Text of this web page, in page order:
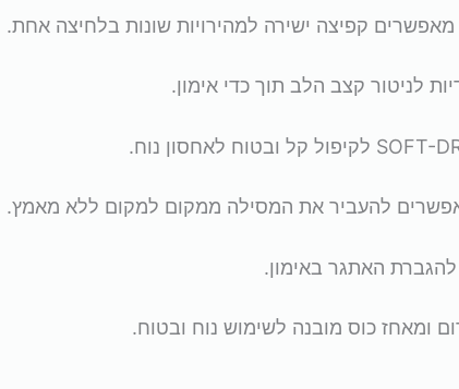
לניטור קצב הלב תוך כדי אימון.
ומאחז כוס מובנה לשימוש נוח ובטוח.